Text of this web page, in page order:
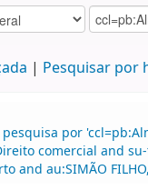
Pesquisar por
por
comercial and
and au:SIMÃO